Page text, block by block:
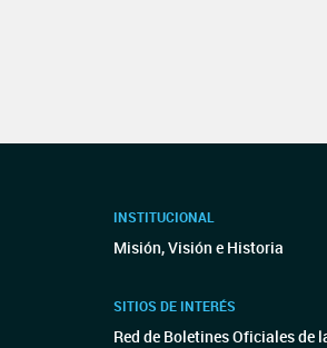
INSTITUCIONAL
Misión, Visión e Historia
SITIOS DE INTERÉS
Red de Boletines Oficiales de